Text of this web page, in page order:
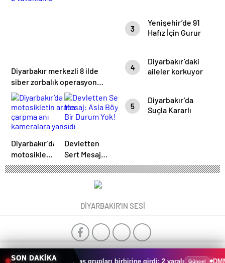
0
Recai Geldi”
3
Yenişehir’de 91
Hafız İçin Gurur
Dualarla
Gerçekleşti
4
Diyarbakır’daki
aileler korkuyor
5
Diyarbakır’da
Suçla Kararlı
Diyarbakır merkezli 8 ilde
siber zorbalık operasyonu:
2 tutuklama
Diyarbakır’da
motosikletin
araca
Devletten
Sert Mesaj:
Asla Böyle
DİYARBAKIR'IN SESİ
SON DAKİKAarkadaş grupları birbirine girdi: 2 yaralı Güncel DMM,